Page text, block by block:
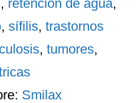
, retención de agua,
,sífilis,trastornos
,tumores,
Smilax